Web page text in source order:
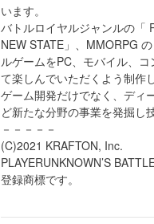
います。
バトルロイヤルジャンルの「
NEW STATE」、MMORPG
ルゲームをPC、モバイル、
て楽しんでいただくよう制作
ゲーム開発だけでなく、ディ
ど新たな分野の事業を発掘し
－－－－－
(C)2021 KRAFTON, Inc.
PLAYERUNKNOWN’S
登録商標です。